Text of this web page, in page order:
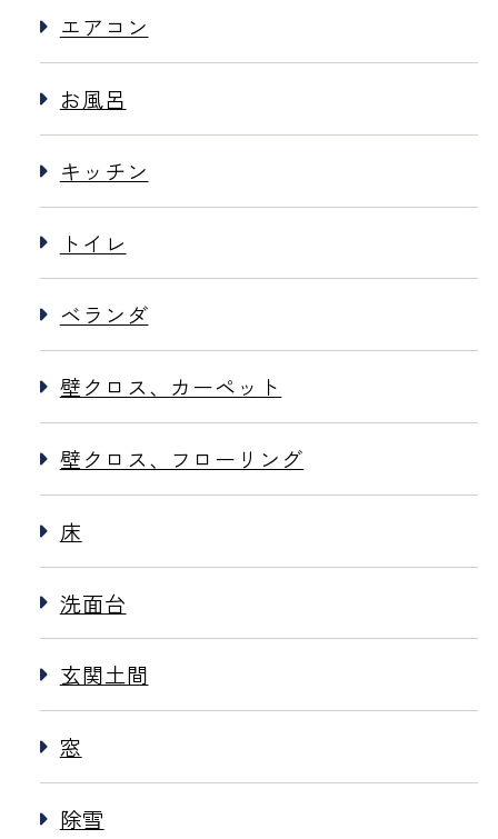
エアコン
お風呂
キッチン
トイレ
ベランダ
壁クロス、カーペット
壁クロス、フローリング
床
洗面台
玄関土間
窓
除雪